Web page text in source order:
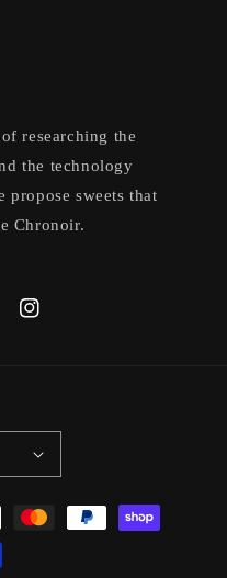
researching the
the technology
propose sweets that
Chronoir.
Instagram